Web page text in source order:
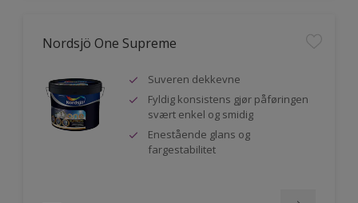
Nordsjö One Supreme
Suveren dekkevne
Fyldig konsistens gjør påføringen
svært enkel og smidig
Enestående glans og
fargestabilitet